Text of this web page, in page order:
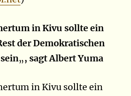
in Kivu sollte ein
der Demokratischen
„, sagt Albert Yuma
in Kivu sollte ein